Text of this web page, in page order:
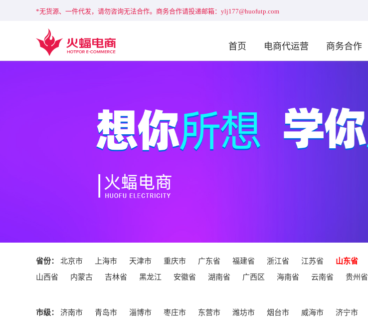
*无货源、一件代发，请勿咨询无法合作。商务合作请投递邮箱：ylj177@huofutp.com
首页 电商代运营 商务合作
省份： 北京市 上海市 天津市 重庆市 广东省 福建省 浙江省 江苏省 山东省
山西省
内蒙古 吉林省 黑龙江 安徽省 湖南省 广西区 海南省 云南省 贵州省
市级： 济南市 青岛市 淄博市 枣庄市 东营市 潍坊市 烟台市 威海市 济宁市